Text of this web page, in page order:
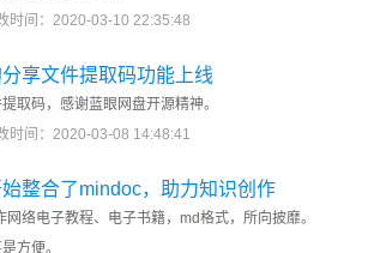
时间：2020-03-10 22:35:48
享文件提取码功能上线
取码，感谢蓝眼网盘开源精神。
时间：2020-03-08 14:48:41
整合了mindoc，助力知识创作
络电子教程、电子书籍，md格式，所向披靡。
方便。